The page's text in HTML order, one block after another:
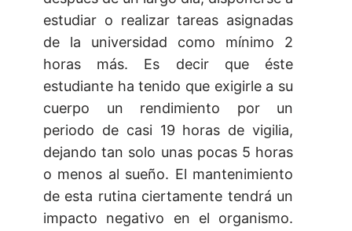
estudiar o realizar tareas asignadas
de la universidad como mínimo 2
horas más. Es decir que éste
estudiante ha tenido que exigirle a su
cuerpo un rendimiento por un
periodo de casi 19 horas de vigilia,
dejando tan solo unas pocas 5 horas
o menos al sueño. El mantenimiento
de esta rutina ciertamente tendrá un
impacto negativo en el organismo.